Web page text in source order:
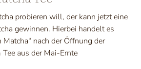
probieren will, der kann jetzt eine
gewinnen. Hierbei handelt es
Matcha“ nach der Öffnung der
aus der Mai-Ernte